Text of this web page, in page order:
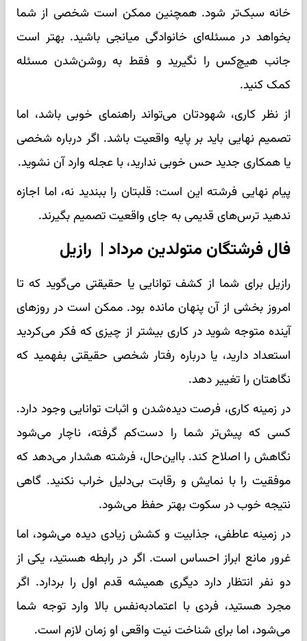
خانه سبک‌تر شود. همچنین ممکن است شخصی از شما
بخواهد در مسئله‌ای خانوادگی میانجی باشید. بهتر است
جانب هیچ‌کس را نگیرید و فقط به روشن‌شدن مسئله
کمک کنید.
از نظر کاری، شهودتان می‌تواند راهنمای خوبی باشد، اما
تصمیم نهایی باید بر پایه واقعیت باشد. اگر درباره شخصی
یا همکاری جدید حس خوبی ندارید، با عجله وارد آن نشوید.
پیام نهایی فرشته این است: قلبتان را ببندید نه، اما اجازه
ندهید ترس‌های قدیمی به جای واقعیت تصمیم بگیرند.
فال فرشتگان متولدین مرداد | رازیل
رازیل برای شما از کشف توانایی یا حقیقتی می‌گوید که تا
امروز بخشی از آن پنهان مانده بود. ممکن است در روزهای
آینده متوجه شوید در کاری بیشتر از چیزی که فکر می‌کردید
استعداد دارید، یا درباره رفتار شخصی حقیقتی بفهمید که
نگاهتان را تغییر دهد.
در زمینه کاری، فرصت دیده‌شدن و اثبات توانایی وجود دارد.
کسی که پیش‌تر شما را دست‌کم گرفته، ناچار می‌شود
نگاهش را اصلاح کند. بااین‌حال، فرشته هشدار می‌دهد که
موفقیت را با نمایش و رقابت بی‌دلیل خراب نکنید. گاهی
نتیجه خوب در سکوت بهتر حفظ می‌شود.
در زمینه عاطفی، جذابیت و کشش زیادی دیده می‌شود، اما
غرور مانع ابراز احساس است. اگر در رابطه هستید، یکی از
دو نفر انتظار دارد دیگری همیشه قدم اول را بردارد. اگر
مجرد هستید، فردی با اعتمادبه‌نفس بالا وارد توجه شما
می‌شود، اما برای شناخت نیت واقعی او زمان لازم است.